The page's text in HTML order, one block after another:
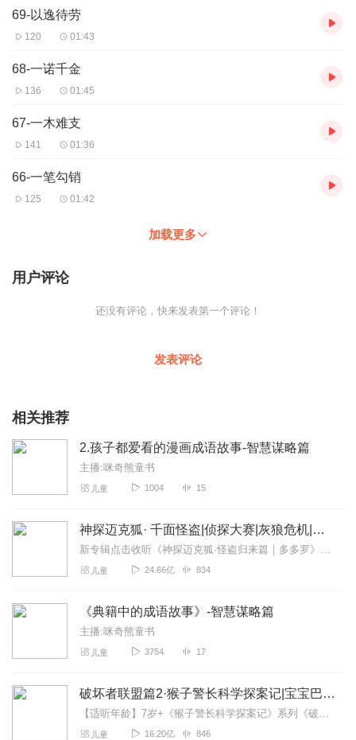
69-以逸待劳
120 01:43
68-一诺千金
136 01:45
67-一木难支
141 01:36
66-一笔勾销
125 01:42
加载更多
用户评论
还没有评论，快来发表第一个评论！
发表评论
相关推荐
2.孩子都爱看的漫画成语故事-智慧谋略篇
主播:咪奇熊童书
儿童 1004 15
神探迈克狐· 千面怪盗|侦探大赛|灰狼危机|多多罗
新专辑点击收听《神探迈克狐·怪盗归来篇｜多多罗》！！！>>>点击进入主播橱窗购买《神探迈克狐》系列图书吧!<<<多多罗故事【点击前往】收听多多罗其他好玩有趣的故...
儿童 24.66亿 834
《典籍中的成语故事》-智慧谋略篇
主播:咪奇熊童书
儿童 3754 17
破坏者联盟篇2·猴子警长科学探案记|宝宝巴士故事
【适听年龄】7岁+《猴子警长科学探案记》系列《破坏者联盟篇1·猴子警长科学探案记》>>>《破坏者联盟篇2·猴子警长科学探案记》>>>《破坏者联盟篇3·猴子警长科...
儿童 16.20亿 846